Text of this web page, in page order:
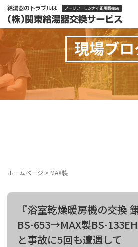
現場ブ
ホームページ > MAX製
『浴室乾燥暖房機の交換
BS-653→MAX製BS-
と事故に5回も遭遇して